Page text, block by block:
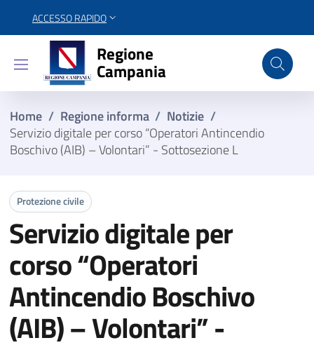
ACCESSO RAPIDO
Regione Campania
Regione
Campania
Home / Regione informa / Notizie /
Servizio digitale per corso “Operatori Antincendio
Boschivo (AIB) – Volontari” - Sottosezione L
Protezione civile
Servizio digitale per
corso “Operatori
Antincendio Boschivo
(AIB) – Volontari” -